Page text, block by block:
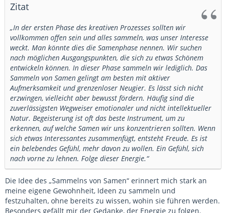
Zitat
„In der ersten Phase des kreativen Prozesses sollten wir
vollkommen offen sein und alles sammeln, was unser Interesse
weckt. Man könnte dies die Samenphase nennen. Wir suchen
nach möglichen Ausgangspunkten, die sich zu etwas Schönem
entwickeln können. In dieser Phase sammeln wir lediglich. Das
Sammeln von Samen gelingt am besten mit aktiver
Aufmerksamkeit und grenzenloser Neugier. Es lässt sich nicht
erzwingen, vielleicht aber bewusst fördern. Häufig sind die
zuverlässigsten Wegweiser emotionaler und nicht intellektueller
Natur. Begeisterung ist oft das beste Instrument, um zu
erkennen, auf welche Samen wir uns konzentrieren sollten. Wenn
sich etwas Interessantes zusammenfügt, entsteht Freude. Es ist
ein belebendes Gefühl, mehr davon zu wollen. Ein Gefühl, sich
nach vorne zu lehnen. Folge dieser Energie.“
Die Idee des „Sammelns von Samen“ erinnert mich stark an
meine eigene Gewohnheit, Ideen zu sammeln und
festzuhalten, ohne bereits zu wissen, wohin sie führen werden.
Besonders gefällt mir der Gedanke, der Energie zu folgen.